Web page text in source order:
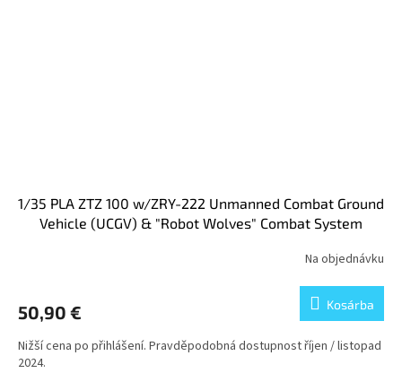
1/35 PLA ZTZ 100 w/ZRY-222 Unmanned Combat Ground
Vehicle (UCGV) & "Robot Wolves" Combat System
Na objednávku
50,90 € Kosárba
Nižší cena po přihlášení. Pravděpodobná dostupnost říjen / listopad
2024.